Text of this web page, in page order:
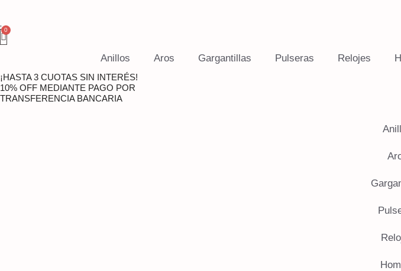
Anillos Aros Gargantillas Pulseras Relojes
¡HASTA 3 CUOTAS SIN INTERÉS!
10% OFF MEDIANTE PAGO POR
TRANSFERENCIA BANCARIA